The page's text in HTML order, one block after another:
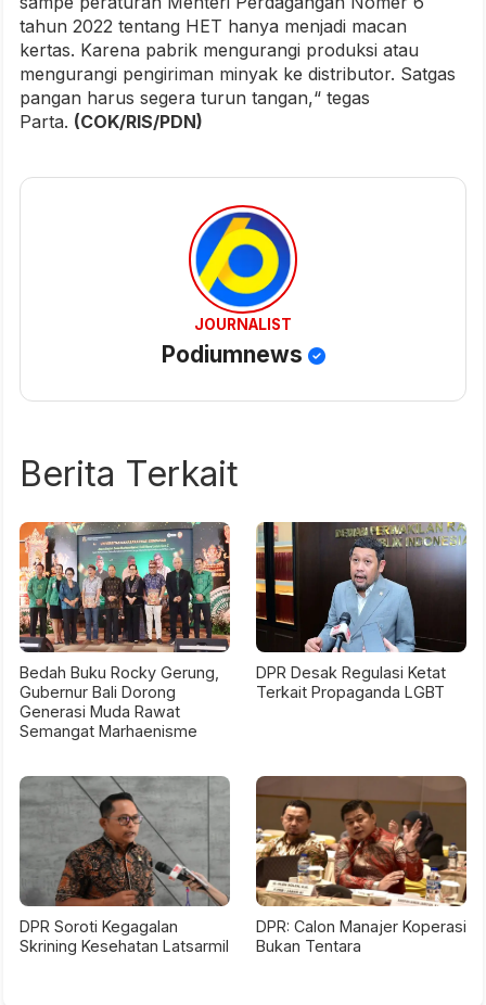
tahun 2022 tentang HET hanya menjadi macan
kertas. Karena pabrik mengurangi produksi atau
mengurangi pengiriman minyak ke distributor. Satgas
pangan harus segera turun tangan,“ tegas
Parta. (COK/RIS/PDN)
JOURNALIST
Podiumnews
Berita Terkait
Bedah Buku Rocky Gerung,
Gubernur Bali Dorong
Generasi Muda Rawat
Semangat Marhaenisme
DPR Desak Regulasi Ketat
Terkait Propaganda LGBT
DPR Soroti Kegagalan
Skrining Kesehatan Latsarmil
DPR: Calon Manajer Koperasi
Bukan Tentara